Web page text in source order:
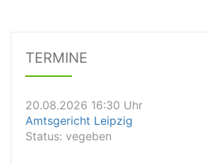
TERMINE
Status:vegeben
20.08.2026 15:30 Uhr